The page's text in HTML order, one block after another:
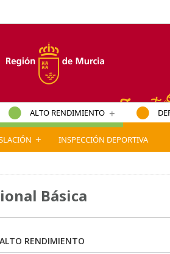
ALTO RENDIMIENTO +
+ INSPECCIÓN DEPORTIVA
Básica
RENDIMIENTO